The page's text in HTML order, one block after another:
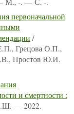
первоначальной
/
Грецова О.П.,
Простов Ю.И.
и смертности :
— 2022.